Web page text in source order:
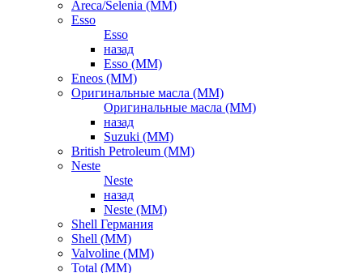
Areca/Selenia (ММ)
Esso
Esso
назад
Esso (ММ)
Eneos (ММ)
Оригинальные масла (ММ)
Оригинальные масла (ММ)
назад
Suzuki (ММ)
British Petroleum (ММ)
Neste
Neste
назад
Neste (ММ)
Shell Германия
Shell (ММ)
Valvoline (ММ)
Total (ММ)